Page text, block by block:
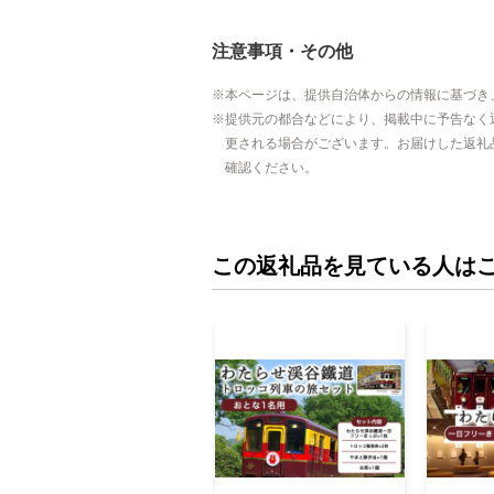
注意事項・その他
本ページは、提供自治体からの情報に基づ
提供元の都合などにより、掲載中に予告な
更される場合がございます。お届けした返
確認ください。
この返礼品を見ている人は